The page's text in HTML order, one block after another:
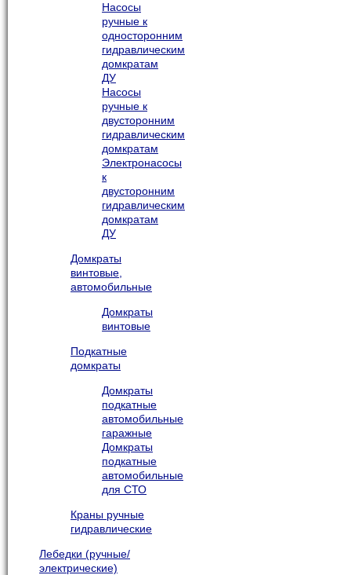
Насосы
ручные к
односторонним
гидравлическим
домкратам
ДУ
Насосы
ручные к
двусторонним
гидравлическим
домкратам
Электронасосы
к
двусторонним
гидравлическим
домкратам
ДУ
Домкраты
винтовые,
автомобильные
Домкраты
винтовые
Подкатные
домкраты
Домкраты
подкатные
автомобильные
гаражные
Домкраты
подкатные
автомобильные
для СТО
Краны ручные
гидравлические
Лебедки (ручные/
электрические)